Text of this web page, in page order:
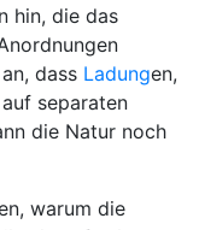
n hin, die das
dass Ladungen,
separaten
die Natur noch
warum die